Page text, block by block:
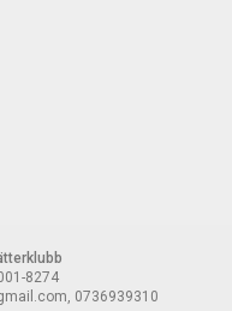
8274
0736939310